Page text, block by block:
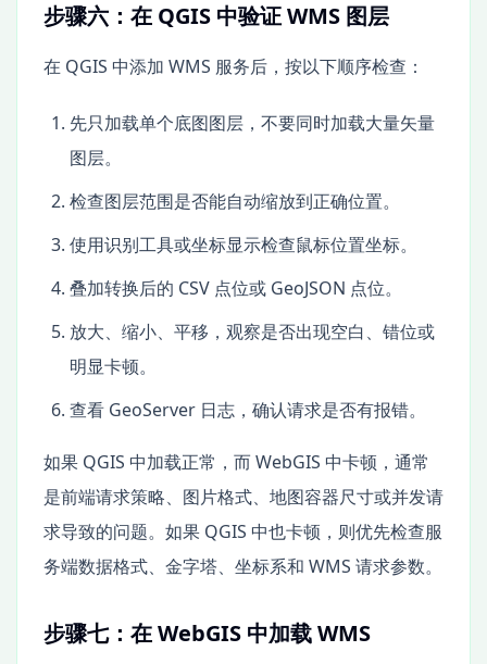
步骤六：在 QGIS 中验证 WMS 图层
在 QGIS 中添加 WMS 服务后，按以下顺序检查：
先只加载单个底图图层，不要同时加载大量矢量
图层。
检查图层范围是否能自动缩放到正确位置。
使用识别工具或坐标显示检查鼠标位置坐标。
叠加转换后的 CSV 点位或 GeoJSON 点位。
放大、缩小、平移，观察是否出现空白、错位或
明显卡顿。
查看 GeoServer 日志，确认请求是否有报错。
如果 QGIS 中加载正常，而 WebGIS 中卡顿，通常
是前端请求策略、图片格式、地图容器尺寸或并发请
求导致的问题。如果 QGIS 中也卡顿，则优先检查服
务端数据格式、金字塔、坐标系和 WMS 请求参数。
步骤七：在 WebGIS 中加载 WMS